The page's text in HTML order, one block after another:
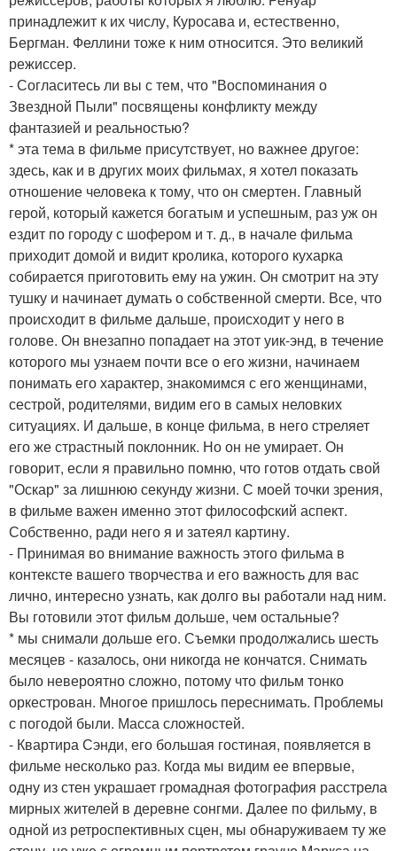
принадлежит к их числу, Куросава и, естественно,
Бергман. Феллини тоже к ним относится. Это великий
режиссер.
- Согласитесь ли вы с тем, что "Воспоминания о
Звездной Пыли" посвящены конфликту между
фантазией и реальностью?
* эта тема в фильме присутствует, но важнее другое:
здесь, как и в других моих фильмах, я хотел показать
отношение человека к тому, что он смертен. Главный
герой, который кажется богатым и успешным, раз уж он
ездит по городу с шофером и т. д., в начале фильма
приходит домой и видит кролика, которого кухарка
собирается приготовить ему на ужин. Он смотрит на эту
тушку и начинает думать о собственной смерти. Все, что
происходит в фильме дальше, происходит у него в
голове. Он внезапно попадает на этот уик-энд, в течение
которого мы узнаем почти все о его жизни, начинаем
понимать его характер, знакомимся с его женщинами,
сестрой, родителями, видим его в самых неловких
ситуациях. И дальше, в конце фильма, в него стреляет
его же страстный поклонник. Но он не умирает. Он
говорит, если я правильно помню, что готов отдать свой
"Оскар" за лишнюю секунду жизни. С моей точки зрения,
в фильме важен именно этот философский аспект.
Собственно, ради него я и затеял картину.
- Принимая во внимание важность этого фильма в
контексте вашего творчества и его важность для вас
лично, интересно узнать, как долго вы работали над ним.
Вы готовили этот фильм дольше, чем остальные?
* мы снимали дольше его. Съемки продолжались шесть
месяцев - казалось, они никогда не кончатся. Снимать
было невероятно сложно, потому что фильм тонко
оркестрован. Многое пришлось переснимать. Проблемы
с погодой были. Масса сложностей.
- Квартира Сэнди, его большая гостиная, появляется в
фильме несколько раз. Когда мы видим ее впервые,
одну из стен украшает громадная фотография расстрела
мирных жителей в деревне сонгми. Далее по фильму, в
одной из ретроспективных сцен, мы обнаруживаем ту же